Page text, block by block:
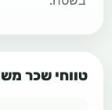
טווחי שכר